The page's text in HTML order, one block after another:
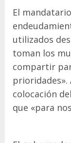
El
utilizados
toman los
compartir
prioridades».
colocación
que «para